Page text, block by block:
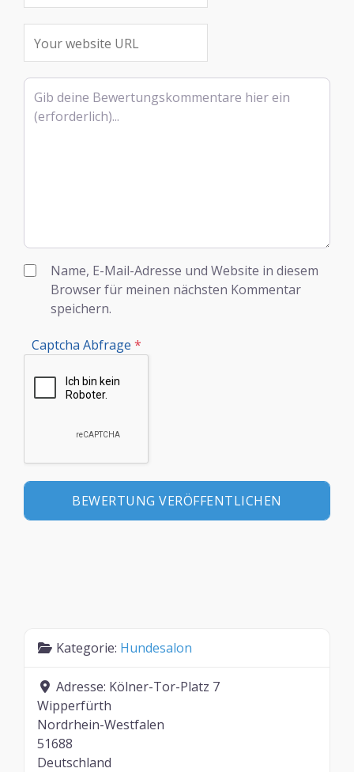
Rezensionstext
Name, E-Mail-Adresse und Website in diesem
Browser für meinen nächsten Kommentar
speichern.
Captcha Abfrage *
Kategorie: Hundesalon
Adresse: Kölner-Tor-Platz 7
Wipperfürth
Nordrhein-Westfalen
51688
Deutschland